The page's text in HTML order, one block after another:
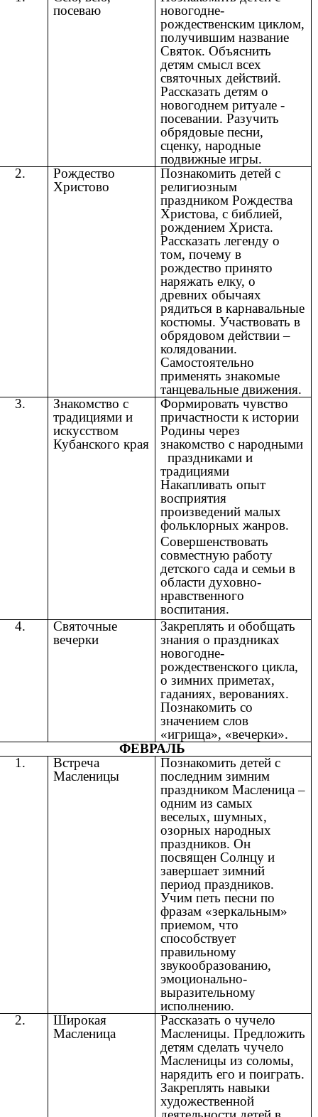
посеваю
новогодне-
рождественским циклом,
получившим название
Святок. Объяснить
детям смысл всех
святочных действий.
Рассказать детям о
новогоднем ритуале -
посевании. Разучить
обрядовые песни,
сценку, народные
подвижные игры.
2.
Рождество
Христово
Познакомить детей с
религиозным
праздником Рождества
Христова, с библией,
рождением Христа.
Рассказать легенду о
том, почему в
рождество принято
наряжать елку, о
древних обычаях
рядиться в карнавальные
костюмы. Участвовать в
обрядовом действии –
колядовании.
Самостоятельно
применять знакомые
танцевальные движения.
3.
Знакомство с
традициями и
искусством
Кубанского края
Формировать чувство
причастности к истории
Родины через
знакомство с народными
праздниками и
традициями
Накапливать опыт
восприятия
произведений малых
фольклорных жанров.
Совершенствовать
совместную работу
детского сада и семьи в
области духовно-
нравственного
воспитания.
4.
Святочные
вечерки
Закреплять и обобщать
знания о праздниках
новогодне-
рождественского цикла,
о зимних приметах,
гаданиях, верованиях.
Познакомить со
значением слов
«игрища», «вечерки».
ФЕВРАЛЬ
1.
Встреча
Масленицы
Познакомить детей с
последним зимним
праздником Масленица –
одним из самых
веселых, шумных,
озорных народных
праздников. Он
посвящен Солнцу и
завершает зимний
период праздников.
Учим петь песни по
фразам «зеркальным»
приемом, что
способствует
правильному
звукообразованию,
эмоционально-
выразительному
исполнению.
2.
Широкая
Масленица
Рассказать о чучело
Масленицы. Предложить
детям сделать чучело
Масленицы из соломы,
нарядить его и поиграть.
Закреплять навыки
художественной